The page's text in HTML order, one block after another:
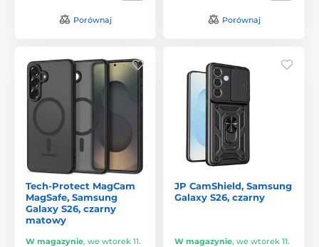
Porównaj Porównaj
Tech-Protect MagCam
MagSafe, Samsung
Galaxy S26, czarny
matowy
W magazynie, we wtorek 11.
JP CamShield, Samsung
Galaxy S26, czarny
W magazynie, we wtorek 11.